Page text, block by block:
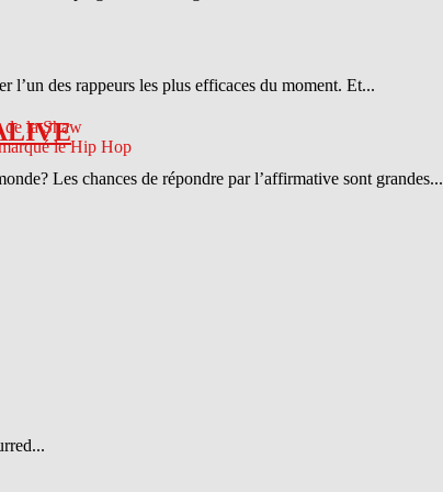
l’un des rappeurs les plus efficaces du moment. Et...
Les chances de répondre par l’affirmative sont